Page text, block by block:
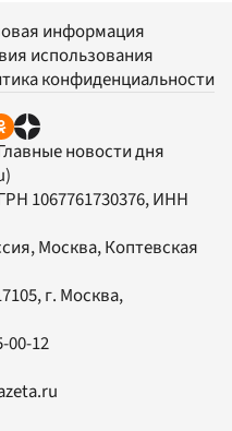
информация
использования
конфиденциальности
новости дня
1067761730376, ИНН
Москва, Коптевская
, г. Москва,
00-12